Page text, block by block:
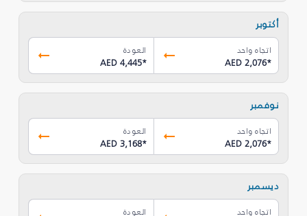
أكتوبر
اتجاه واحد
AED 2,076*
العودة
AED 4,445*
نوفمبر
اتجاه واحد
AED 2,076*
العودة
AED 3,168*
ديسمبر
اتجاه واحد العودة